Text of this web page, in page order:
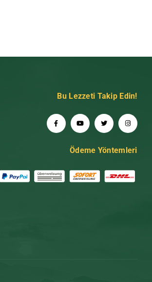
Bu Lezzeti Takip Edin!
Ödeme Yöntemleri